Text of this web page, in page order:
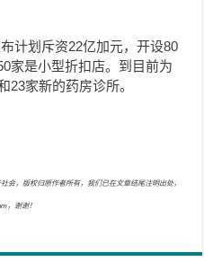
计划斥资22亿加元，开设80
家是小型折扣店。到目前为
23家新的药房诊所。
会，版权归原作者所有，我们已在文章结尾注明出处，
，谢谢！